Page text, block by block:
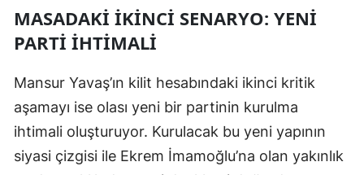
MASADAKİ İKİNCİ SENARYO: YENİ
PARTİ İHTİMALİ
Mansur Yavaş’ın kilit hesabındaki ikinci kritik
aşamayı ise olası yeni bir partinin kurulma
ihtimali oluşturuyor. Kurulacak bu yeni yapının
siyasi çizgisi ile Ekrem İmamoğlu’na olan yakınlık